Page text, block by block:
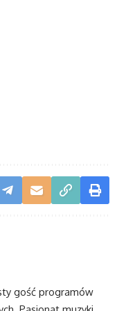
gość programów